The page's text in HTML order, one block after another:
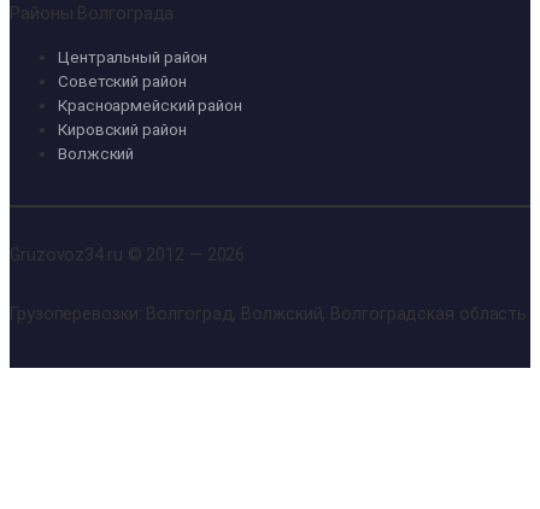
Районы Волгограда
Центральный район
Советский район
Красноармейский район
Кировский район
Волжский
Gruzovoz34.ru © 2012 — 2026
Грузоперевозки: Волгоград, Волжский, Волгоградская область